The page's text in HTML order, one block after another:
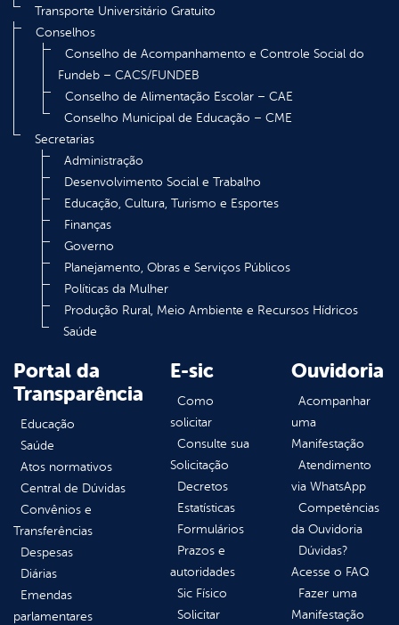
Transporte Universitário Gratuito
Conselhos
Conselho de Acompanhamento e Controle Social do
Fundeb – CACS/FUNDEB
Conselho de Alimentação Escolar – CAE
Conselho Municipal de Educação – CME
Secretarias
Administração
Desenvolvimento Social e Trabalho
Educação, Cultura, Turismo e Esportes
Finanças
Governo
Planejamento, Obras e Serviços Públicos
Políticas da Mulher
Produção Rural, Meio Ambiente e Recursos Hídricos
Saúde
Portal da
Transparência
Educação
Saúde
Atos normativos
Central de Dúvidas
Convênios e
Transferências
Despesas
Diárias
Emendas
parlamentares
E-sic
Como
solicitar
Consulte sua
Solicitação
Decretos
Estatísticas
Formulários
Prazos e
autoridades
Sic Físico
Solicitar
Ouvidoria
Acompanhar
uma
Manifestação
Atendimento
via WhatsApp
Competências
da Ouvidoria
Dúvidas?
Acesse o FAQ
Fazer uma
Manifestação